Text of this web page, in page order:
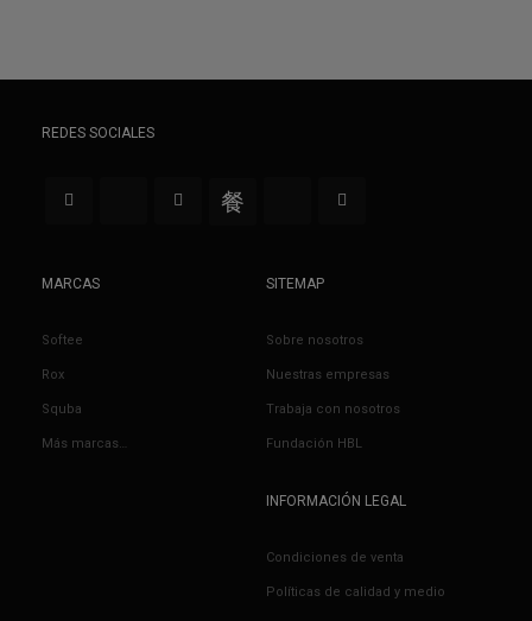
REDES SOCIALES
MARCAS
Softee
Rox
Squba
Más marcas…
SITEMAP
Sobre nosotros
Nuestras empresas
Trabaja con nosotros
Fundación HBL
INFORMACIÓN LEGAL
Condiciones de venta
Políticas de calidad y medio